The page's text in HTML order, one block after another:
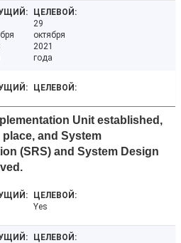
29
октября
2021
года
Unit established,
and System
(SRS) and System Design
Yes